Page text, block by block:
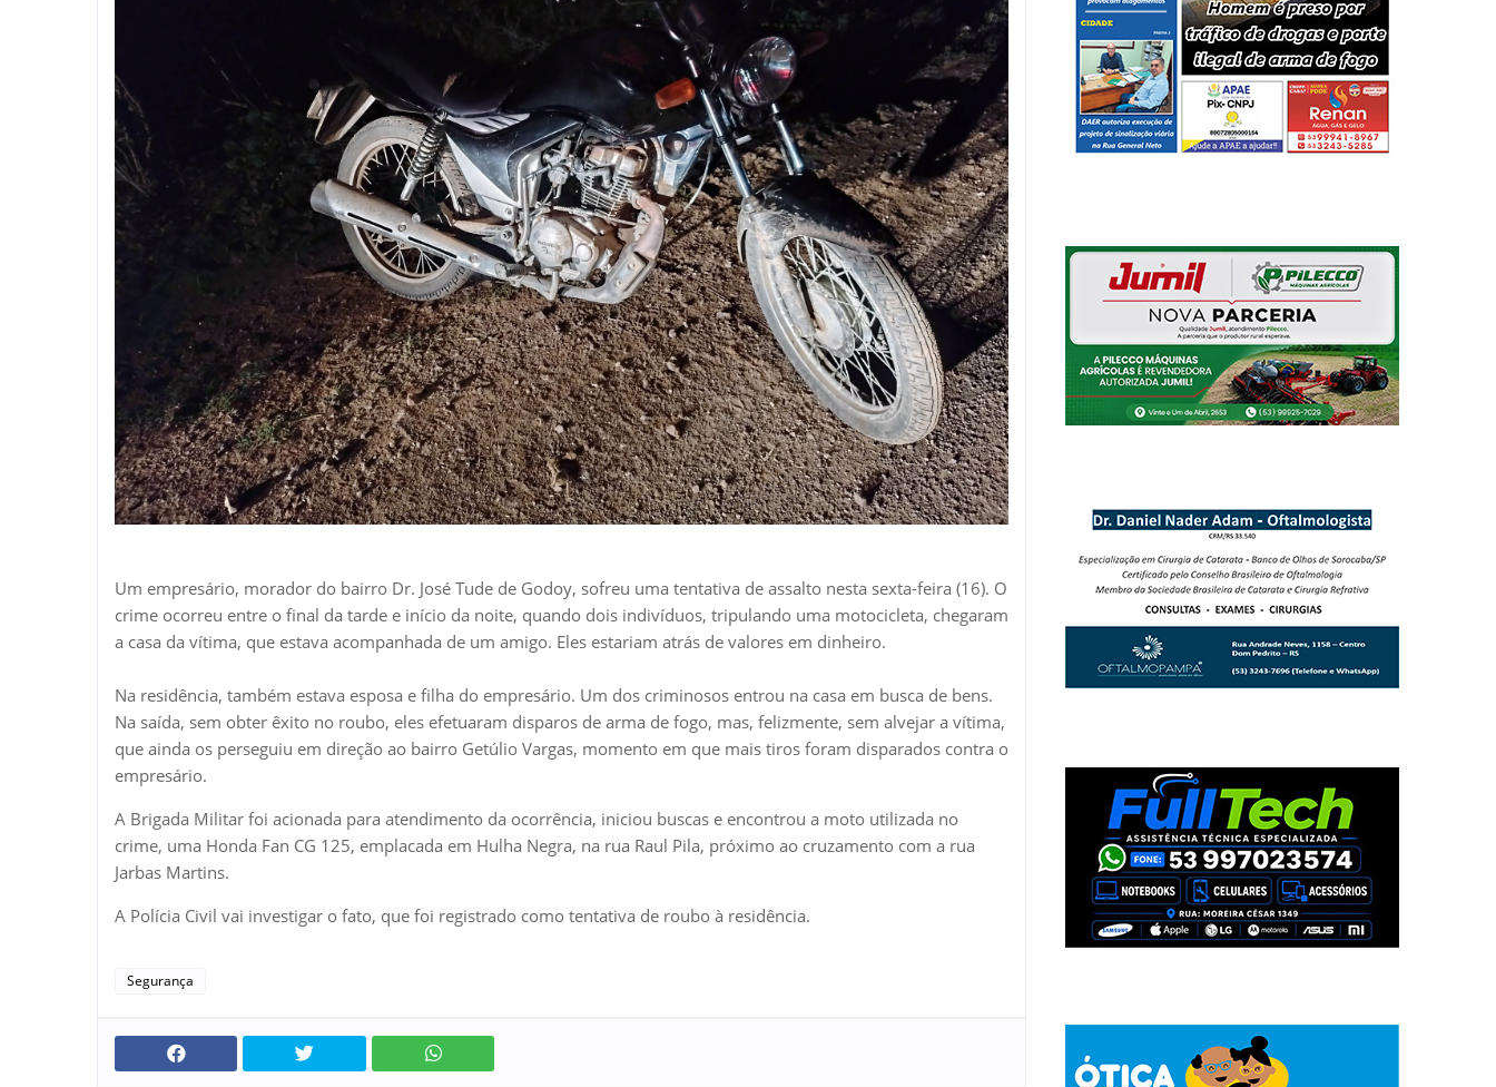
Um empresário, morador do bairro Dr. José Tude de Godoy, sofreu uma tentativa de assalto nesta sexta-feira (16). O
crime ocorreu entre o final da tarde e início da noite, quando dois indivíduos, tripulando uma motocicleta, chegaram
a casa da vítima, que estava acompanhada de um amigo. Eles estariam atrás de valores em dinheiro.
Na residência, também estava esposa e filha do empresário. Um dos criminosos entrou na casa em busca de bens.
Na saída, sem obter êxito no roubo, eles efetuaram disparos de arma de fogo, mas, felizmente, sem alvejar a vítima,
que ainda os perseguiu em direção ao bairro Getúlio Vargas, momento em que mais tiros foram disparados contra o
empresário.
A Brigada Militar foi acionada para atendimento da ocorrência, iniciou buscas e encontrou a moto utilizada no
crime, uma Honda Fan CG 125, emplacada em Hulha Negra, na rua Raul Pila, próximo ao cruzamento com a rua
Jarbas Martins.
A Polícia Civil vai investigar o fato, que foi registrado como tentativa de roubo à residência.
Segurança